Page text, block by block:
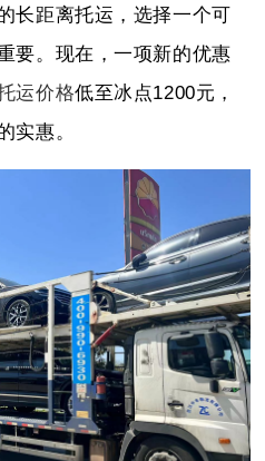
长距离托运，选择一个可
要。 现在，一项新的优惠
运价格低至冰点1200元，
实惠。